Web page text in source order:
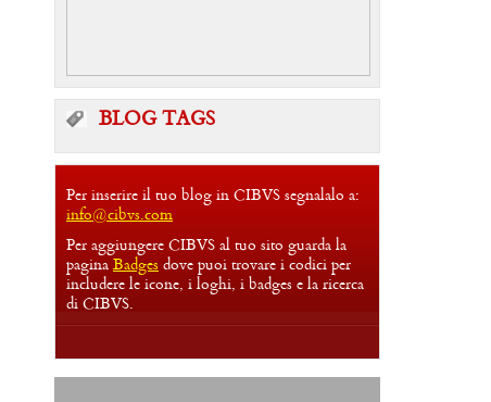
BLOG TAGS
Per inserire il tuo blog in CIBVS segnalalo a:
info@cibvs.com
Per aggiungere CIBVS al tuo sito guarda la
pagina Badges dove puoi trovare i codici per
includere le icone, i loghi, i badges e la ricerca
di CIBVS.